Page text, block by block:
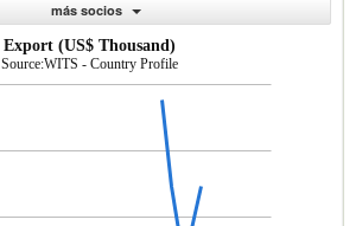
más socios
Export (US$ Thousand)
Source:WITS - Country Profile